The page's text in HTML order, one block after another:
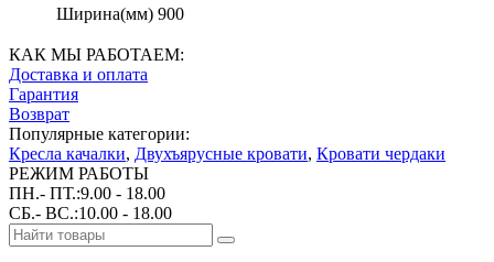
Ширина(мм) 900
КАК МЫ РАБОТАЕМ:
Доставка и оплата
Гарантия
Возврат
Популярные категории:
Кресла качалки, Двухъярусные кровати, Кровати чердаки
РЕЖИМ РАБОТЫ
ПН.- ПТ.:9.00 - 18.00
СБ.- ВС.:10.00 - 18.00